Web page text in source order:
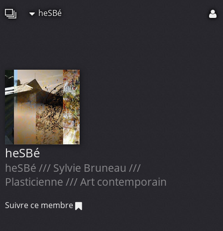
heSBé
heSBé
heSBé /// Sylvie Bruneau ///
Plasticienne /// Art contemporain
Suivre ce membre